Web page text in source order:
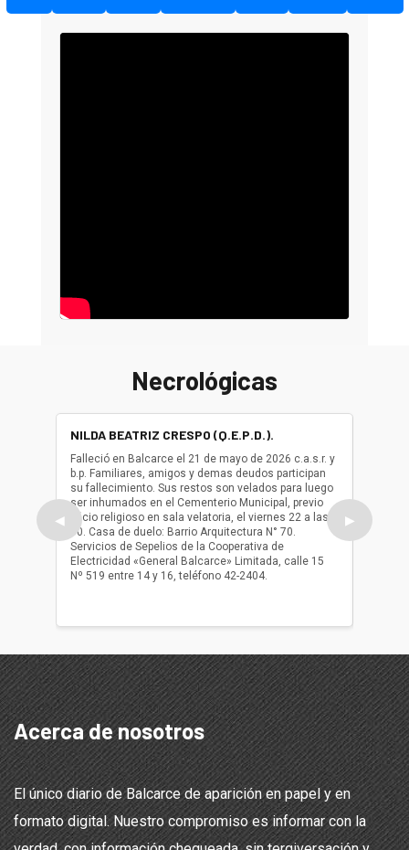
Necrológicas
◀
NILDA BEATRIZ CRESPO (Q.E.P.D.).
Falleció en Balcarce el 21 de mayo de 2026 c.a.s.r. y
b.p. Familiares, amigos y demas deudos participan
su fallecimiento. Sus restos son velados para luego
ser inhumados en el Cementerio Municipal, previo
oficio religioso en sala velatoria, el viernes 22 a las
10. Casa de duelo: Barrio Arquitectura N° 70.
Servicios de Sepelios de la Cooperativa de
Electricidad «General Balcarce» Limitada, calle 15
Nº 519 entre 14 y 16, teléfono 42-2404.
ser
oficio
▶
Acerca de nosotros
El único diario de Balcarce de aparición en papel y en
formato digital. Nuestro compromiso es informar con la